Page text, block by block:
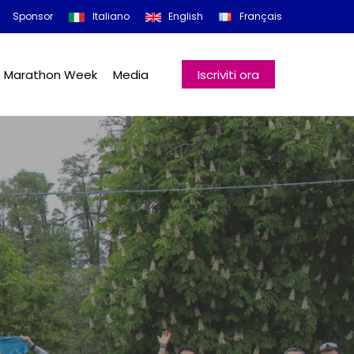
Sponsor Italiano English Français
Marathon Week Media Iscriviti ora